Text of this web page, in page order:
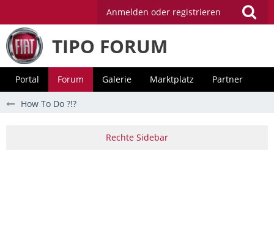
Anmelden oder registrieren
TIPO FORUM
Portal Forum Galerie Marktplatz Partner
How To Do ?!?